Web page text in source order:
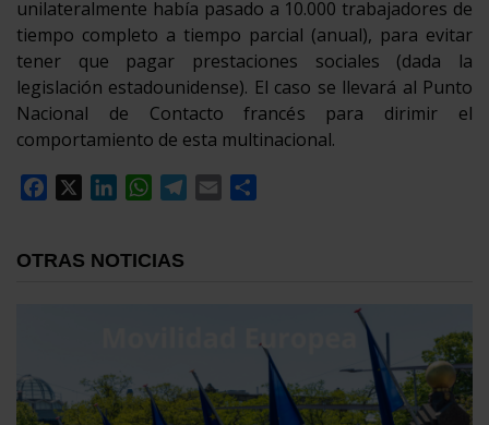
unilateralmente había pasado a 10.000 trabajadores de
tiempo completo a tiempo parcial (anual), para evitar
tener que pagar prestaciones sociales (dada la
legislación estadounidense). El caso se llevará al Punto
Nacional de Contacto francés para dirimir el
comportamiento de esta multinacional.
Facebook
LinkedInWhatsApp
Telegram
Email
OTRAS NOTICIAS